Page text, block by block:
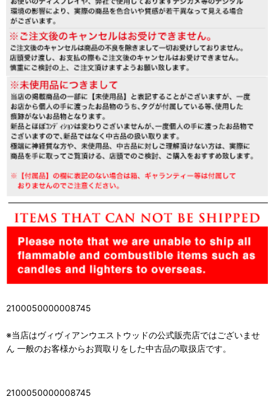
2100050000008745
※当店はヴィヴィアンウエストウッドの公式販売店ではございませ
ん 一般のお客様からお買取りをした中古品の取扱店です。
2100050000008745